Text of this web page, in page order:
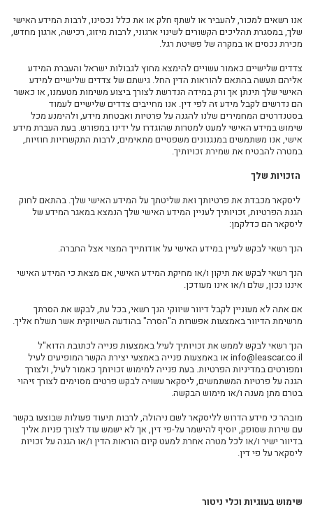
אנו רשאים למכור, להעביר או לשתף חלק או את כלל נכסינו, לרבות המידע האישי
שלך, במסגרת תהליכים הקשורים לשינוי ארגוני, לרבות מיזוג, רכישה, ארגון מחדש,
מכירת נכסים או במקרה של פשיטת רגל.
צדדים שלישיים כאמור עשויים להימצא מחוץ לגבולות ישראל והעברת המידע
אליהם תעשה בהתאם להוראות הדין החל. גישתם של צדדים שלישיים למידע
האישי שלך תינתן אך ורק במידה הנדרשת לצורך ביצוע משימות מטעמנו, או כאשר
הם נדרשים לקבל מידע זה לפי דין. אנו מחייבים צדדים שלישיים לעמוד
בסטנדרטים המחמירים שלנו להגנה על פרטיות ואבטחת מידע, ולהימנע מכל
שימוש במידע האישי למעט למטרות שהוגדרו על ידינו במפורש. בעת העברת מידע
אישי, אנו משתמשים במנגנונים משפטיים מתאימים,לרבות התקשרויות חוזיות,
במטרהלהבטיח את שמירת זכויותיך.
הזכויות שלך
ליסקאר מכבדת את פרטיותך ואת שליטתך על המידע האישי שלך. בהתאם לחוק
הגנת הפרטיות, זכויותיך לעניין המידע האישי שלך הנמצא במאגר המידע של
ליסקאר הם כדלקמן:
הנך רשאי לבקשלעיין במידע האישי על אודותייך המצוי אצל החברה.
הנך רשאי לבקש את תיקון ו/או מחיקת המידע האישי, אם מצאת כי המידע האישי
איננו נכון, שלם ו/או אינו מעודכן.
אם אתה לא מעוניין לקבל דיוור שיווקי הנך רשאי, בכל עת, לבקש את הסרתך
מרשימת הדיוורבאמצעות אפשרות ה"הסרה" בהודעה השיווקית אשר תשלח אליך.
הנך רשאי לבקש לממש את זכויותיך לעיל באמצעות פנייה לכתובת הדוא"ל
info@leascar.co.il או באמצעות פנייה באמצעי יצירת הקשר המופיעים לעיל
ומפורטים במדיניות הפרטיות. בעת פנייה למימוש זכויותך כאמור לעיל, ולצורך
הגנה על פרטיות המשתמשים, ליסקאר עשויה לבקש פרטים מסוימים לצורך זיהוי
בטרם מתן מענה ו/או מימוש הבקשה.
מובהר כי מידע הדרוש לליסקאר לשם ניהולה,לרבות תיעוד פעולות שבוצעו בקשר
עם שירות שסופק, יוסיף להישמר על-פי דין, אך לא ישמש עוד לצורך פניות אליך
בדיוור ישיר ו/או לכל מטרה אחרת למעט קיום הוראות הדין ו/או הגנה על זכויות
ליסקאר על פי דין.
שימוש בעוגיות וכלי ניטור